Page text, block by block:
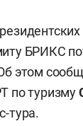
БРИКС
этом
по туризму
тура.